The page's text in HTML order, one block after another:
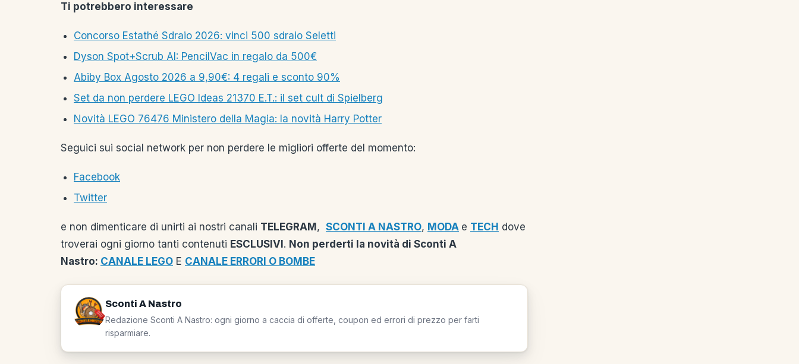
Ti potrebbero interessare
Concorso Estathé Sdraio 2026: vinci 500 sdraio Seletti
Dyson Spot+Scrub AI: PencilVac in regalo da 500€
Abiby Box Agosto 2026 a 9,90€: 4 regali e sconto 90%
Set da non perdere LEGO Ideas 21370 E.T.: il set cult di Spielberg
Novità LEGO 76476 Ministero della Magia: la novità Harry Potter
Seguici sui social network per non perdere le migliori offerte del momento:
Facebook
Twitter
e non dimenticare di unirti ai nostri canali TELEGRAM , SCONTI A NASTRO, MODA e TECH dove
troverai ogni giorno tanti contenuti ESCLUSIVI . Non perderti la novità di Sconti A
Nastro: CANALE LEGO E CANALE ERRORI O BOMBE
Sconti A Nastro
Redazione Sconti A Nastro: ogni giorno a caccia di offerte, coupon ed errori di prezzo per farti
risparmiare.